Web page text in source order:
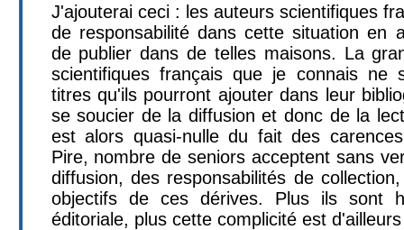
J'ajouterai ceci : les auteurs scientifiques
de responsabilité dans cette situation en
de publier dans de telles maisons. La
scientifiques français que je connais ne
titres qu'ils pourront ajouter dans leur
se soucier de la diffusion et donc de la
est alors quasi-nulle du fait des
Pire, nombre de seniors acceptent sans
diffusion, des responsabilités de
objectifs de ces dérives. Plus ils sont
éditoriale, plus cette complicité est